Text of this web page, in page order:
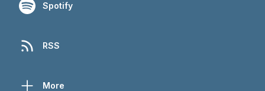
Spotify
RSS
More